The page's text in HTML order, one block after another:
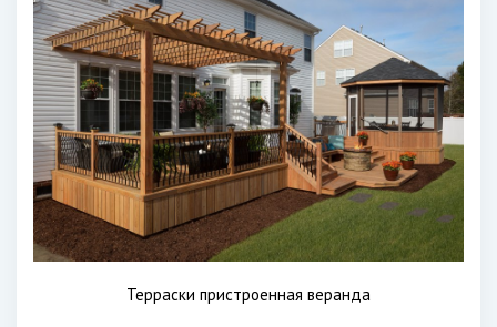
Терраски пристроенная веранда